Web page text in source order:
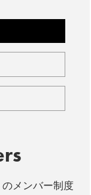
のメンバー制度